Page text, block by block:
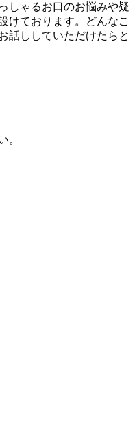
しゃるお口のお悩みや疑
けております。どんなこ
話ししていただけたらと
。